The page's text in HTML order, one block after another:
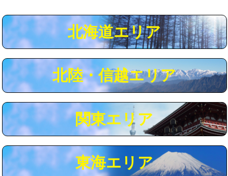
用（追加）/3ｍ超え)
給水管工事※（ライニング鋼管・銅
44,000円
給水管工事※（ライニング鋼管・銅
管・ポリ管・HT管使用/3ｍ超え)
+8,800円
マス交換（土の掘削・埋め戻し作業） 11,000円~
マス交換（深さ50㎝未満） 55,000円
マス交換（深さ50㎝以上） 66,000円
コンクリート斫り（厚さ10㎝まで） 27,500円
北海道エリア
北陸・信越エリア
関東エリア
東海エリア